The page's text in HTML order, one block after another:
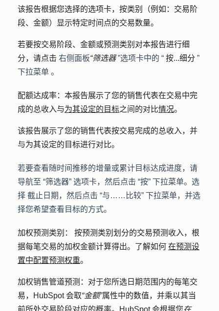
该报告根据您选择的选项卡，按类别（例如：交易阶
段、金额）显示特定时间点的交易数量。
若要按交易阶段、金额或预测类别对本报告进行细
分，请点击 右侧面板“筛选器”选项卡中的 “ 按...细分 ”
下拉菜单 。
配额达成率： 本报告展示了您的销售代表在交易中完
成的总收入与为其设定的目标之间的对比情况。
该报告展示了您的销售代表按交易完成的总收入，并
与为其设定的目标进行对比。
若要查看随时间推移的增量或累计目标达成进度，请
导航至 “筛选器” 选项卡，然后点击 “按” 下拉菜单。选
择 截止日期 ，然后点击 “与……比较” 下拉菜单，并选
择您希望查看目标的方式。
加权预测类别： 按预测类别划分的交易预测收入，根
据每笔交易的加权金额计算得出。了解如何 在预测设
置中配置预测权重。
加权销售管道预测： 对于您所选日期范围内的每笔交
易，HubSpot 会取“金额”属性中的数值，并乘以其当
前所处交易阶段对应的概率。HubSpot 会根据您在